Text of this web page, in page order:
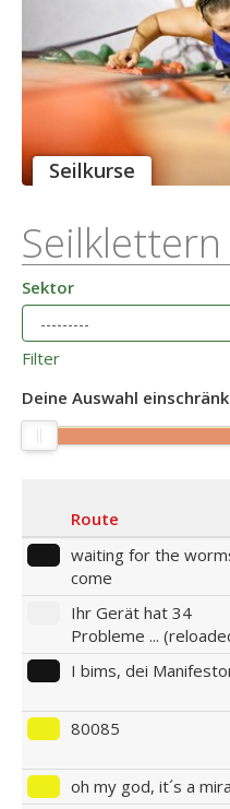
Seilkurse
Seilklettern
Sektor
Filter
Deine Auswahl
Route
waiting for the
come
Ihr Gerät hat 34
Probleme ...
I bims, dei
80085
oh my god, it´s a